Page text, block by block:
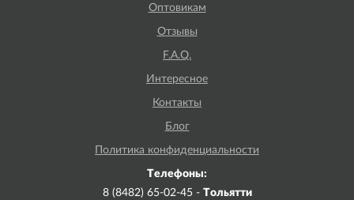
Оптовикам
Отзывы
F.A.Q.
Интересное
Контакты
Блог
Политика конфиденциальности
Телефоны:
8 (8482) 65-02-45 - Тольятти